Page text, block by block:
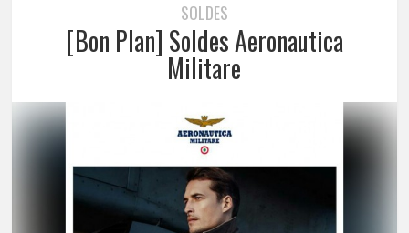
SOLDES
[Bon Plan] Soldes Aeronautica
Militare